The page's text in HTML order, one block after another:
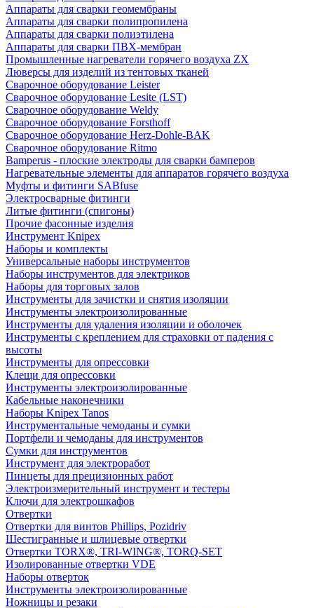
Аппараты для сварки геомембраны
Аппараты для сварки полипропилена
Аппараты для сварки полиэтилена
Аппараты для сварки ПВХ-мембран
Промышленные нагреватели горячего воздуха ZX
Люверсы для изделий из тентовых тканей
Сварочное оборудование Leister
Сварочное оборудование Lesite (LST)
Сварочное оборудование Weldy
Сварочное оборудование Forsthoff
Сварочное оборудование Herz-Dohle-BAK
Сварочное оборудование Ritmo
Bamperus - плоские электроды для сварки бамперов
Нагревательные элементы для аппаратов горячего воздуха
Муфты и фитинги SABfuse
Электросварные фитинги
Литые фитинги (спигоны)
Прочие фасонные изделия
Инструмент Knipex
Наборы и комплекты
Универсальные наборы инструментов
Наборы инструментов для электриков
Наборы для торговых залов
Инструменты для зачистки и снятия изоляции
Инструменты электроизолированные
Инструменты для удаления изоляции и оболочек
Инструменты с креплением для страховки от падения с
высоты
Инструменты для опрессовки
Клещи для опрессовки
Инструменты электроизолированные
Кабельные наконечники
Наборы Knipex Tanos
Инструментальные чемоданы и сумки
Портфели и чемоданы для инструментов
Сумки для инструментов
Инструмент для электроработ
Пинцеты для прецизионных работ
Электроизмерительный инструмент и тестеры
Ключи для электрошкафов
Отвертки
Отвертки для винтов Phillips, Pozidriv
Шестигранные и шлицевые отвертки
Отвертки TORX®, TRI-WING®, TORQ-SET
Изолированные отвертки VDE
Наборы отверток
Инструменты электроизолированные
Ножницы и резаки